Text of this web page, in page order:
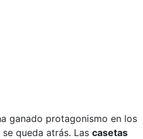
ganado protagonismo en los
queda atrás. Las casetas